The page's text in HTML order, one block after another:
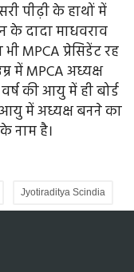
पीढ़ी के हाथों में
के दादा माधवराव
MPCA प्रेसिडेंट रह
में MPCA अध्यक्ष
की आयु में ही बोर्ड
में अध्यक्ष बनने का
नाम है।
Jyotiraditya Scindia